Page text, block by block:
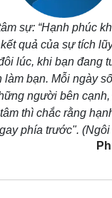
Quân
sự: “Hạnh phúc
quả của sự tích
lúc, khi bạn đang
làm bạn. Mỗi ngày
người bên
thì chắc rằng
phía trước". (Ngôi